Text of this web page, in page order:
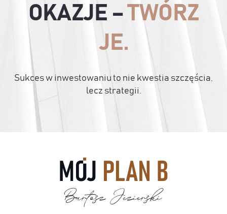
OKAZJE –TWÓRZ
JE.
Sukces w inwestowaniu to nie kwestia szczęścia,
lecz strategii.